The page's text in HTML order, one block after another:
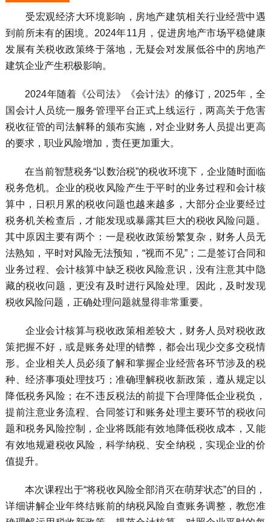
受宏观经济大环境影响，房地产建筑相关行业经营中遇
到前所未有的困境。2024年11月，促进房地产市场平稳健康
发展有关税收政策终于落地，无疑会对发展低谷中的房地产
建筑企业产生积极影响。
2024年随着《公司法》《会计法》的修订，2025年，全
国会计人员统一服务管理平台正式上线运行，两高关于危害
税收征管的司法解释的颁布实施，对企业财务人员提出更高
的要求，职业风险增加，责任更加重大。
在当前智慧税务“以数治税”的税收环境下，企业随时面临
税务危机。企业的税收风险产生于平时的业务过程和会计核
算中，日积月累的税收问题也越来越多，大部分企业要经过
税务机关检查后，才能发现或暴露其巨大的税收风险问题。
其中原因主要有两个：一是税收政策纷繁复杂，财务人员无
法熟知，平时对风险无法预知，“视而不见”；二是签订合同和
业务过程、会计核算中缺乏税收风险意识，没有注意其中隐
藏的税收问题，更没有及时进行风险处理。因此，及时发现
税收风险问题，正确处理问题就显得非常重要。
企业会计核算与税收政策相差较大，财务人员对税收政
策把握不好，或是账务处理的错弊，都会出现少交多交税情
形。企业相关人员必须了解和掌握企业经营各环节涉及的税
种、经济事项处理技巧；准确理解税收新政策，遵从规定以
降低税务风险；在不违反税法的前提下合理降低企业税负，
提前注意业务流程、合同签订和账务处理主要环节的税收问
题和税务风险控制，企业将既能有效地降低税收成本，又能
有效地规避税收风险，科学纳税、安全纳税，实现企业的价
值提升。
本次课程出于“将税收风险全部消灭在萌芽状态”的目的，
详细讲解企业年终结账前的纳税风险自查账务调整，教您准